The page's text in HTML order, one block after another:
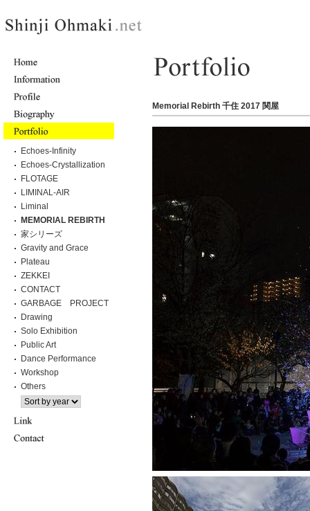
Memorial Rebirth 千住 2017 関屋
Echoes-Infinity
Echoes-Crystallization
FLOTAGE
LIMINAL-AIR
Liminal
MEMORIAL REBIRTH
家シリーズ
Gravity and Grace
Plateau
ZEKKEI
CONTACT
GARBAGE PROJECT
Drawing
Solo Exhibition
Public Art
Dance Performance
Workshop
Others